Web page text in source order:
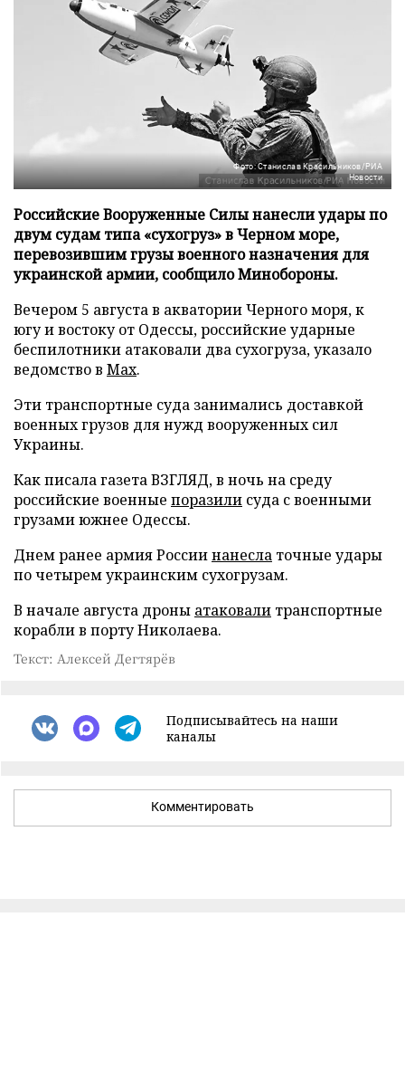
Фото: Станислав Красильников/РИА
Новости
Российские Вооруженные Силы нанесли удары по
двум судам типа «сухогруз» в Черном море,
перевозившим грузы военного назначения для
украинской армии, сообщило Минобороны.
Вечером 5 августа в акватории Черного моря, к
югу и востоку от Одессы, российские ударные
беспилотники атаковали два сухогруза, указало
ведомство в Max.
Эти транспортные суда занимались доставкой
военных грузов для нужд вооруженных сил
Украины.
Как писала газета ВЗГЛЯД, в ночь на среду
российские военные поразили суда с военными
грузами южнее Одессы.
Днем ранее армия Россиинанесла точные удары
по четырем украинским сухогрузам.
В начале августа дроны атаковали транспортные
корабли в порту Николаева.
Текст: Алексей Дегтярёв
Подписывайтесь на наши
каналы
Комментировать